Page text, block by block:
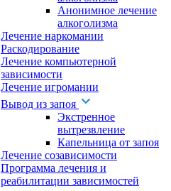
Анонимное лечение
алкоголизма
Лечение наркомании
Раскодирование
Лечение компьютерной
зависимости
Лечение игромании
Вывод из запоя
Экстренное
вытрезвление
Капельница от запоя
Лечение созависимости
Программа лечения и
реабилитации зависимостей